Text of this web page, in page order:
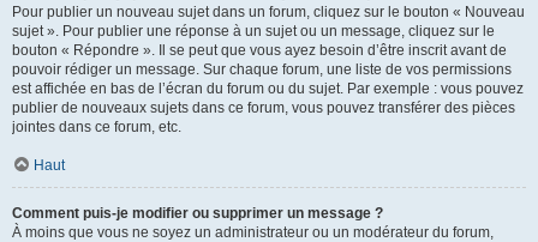
Pour publier un nouveau sujet dans un forum, cliquez sur le bouton « Nouveau
sujet ». Pour publier une réponse à un sujet ou un message, cliquez sur le
bouton « Répondre ». Il se peut que vous ayez besoin d’être inscrit avant de
pouvoir rédiger un message. Sur chaque forum, une liste de vos permissions
est affichée en bas de l’écran du forum ou du sujet. Par exemple : vous pouvez
publier de nouveaux sujets dans ce forum, vous pouvez transférer des pièces
jointes dans ce forum, etc.
Haut
Comment puis-je modifier ou supprimer un message ?
À moins que vous ne soyez un administrateur ou un modérateur du forum,